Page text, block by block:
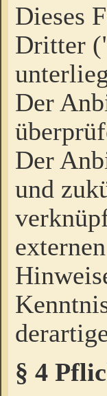
Dieses
Dritter
Der
Der
und
§ 4